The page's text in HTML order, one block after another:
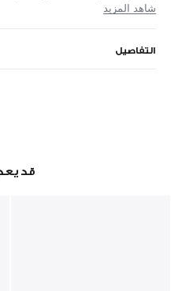
شاهد المزيد
التفاصيل
قد